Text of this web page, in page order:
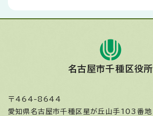
名古屋市千種区役所
〒464-8644
愛知県名古屋市千種区星が丘山手103番地